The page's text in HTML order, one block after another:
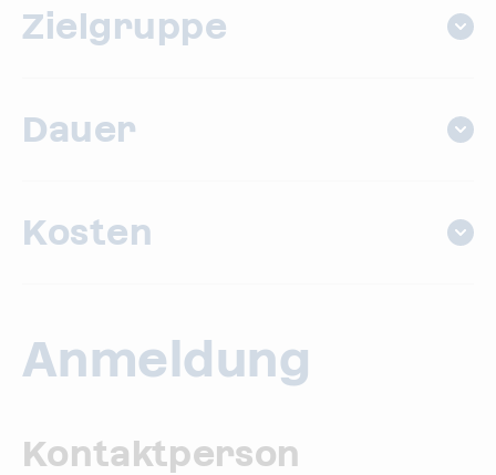
Zielgruppe
Dauer
Kosten
Anmeldung
Kontaktperson